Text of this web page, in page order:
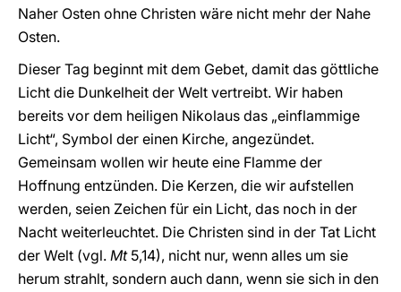
Naher Osten ohne Christen wäre nicht mehr der Nahe
Osten.
Dieser Tag beginnt mit dem Gebet, damit das göttliche
Licht die Dunkelheit der Welt vertreibt. Wir haben
bereits vor dem heiligen Nikolaus das „einflammige
Licht“, Symbol der einen Kirche, angezündet.
Gemeinsam wollen wir heute eine Flamme der
Hoffnung entzünden. Die Kerzen, die wir aufstellen
werden, seien Zeichen für ein Licht, das noch in der
Nacht weiterleuchtet. Die Christen sind in der Tat Licht
der Welt (vgl. Mt5,14), nicht nur, wenn alles um sie
herum strahlt, sondern auch dann, wenn sie sich in den